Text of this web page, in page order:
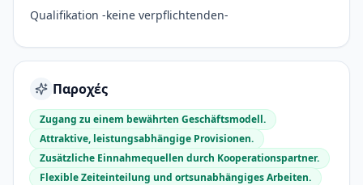
Qualifikation -keine verpflichtenden-
Παροχές
Zugang zu einem bewährten Geschäftsmodell.
Attraktive, leistungsabhängige Provisionen.
Zusätzliche Einnahmequellen durch Kooperationspartner.
Flexible Zeiteinteilung und ortsunabhängiges Arbeiten.